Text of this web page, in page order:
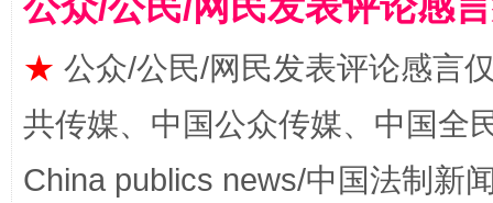
★ 公众/公民/网民发表评论感言
共传媒、中国公众传媒、中国全
China publics news/中国法制新